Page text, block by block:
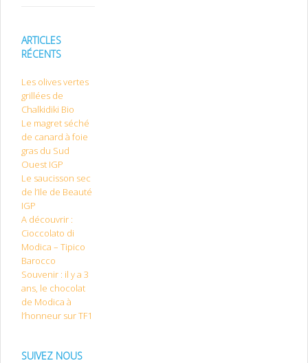
ARTICLES
RÉCENTS
Les olives vertes
grillées de
Chalkidiki Bio
Le magret séché
de canard à foie
gras du Sud
Ouest IGP
Le saucisson sec
de l’Ile de Beauté
IGP
A découvrir :
Cioccolato di
Modica – Tipico
Barocco
Souvenir : il y a 3
ans, le chocolat
de Modica à
l’honneur sur TF1
SUIVEZ NOUS